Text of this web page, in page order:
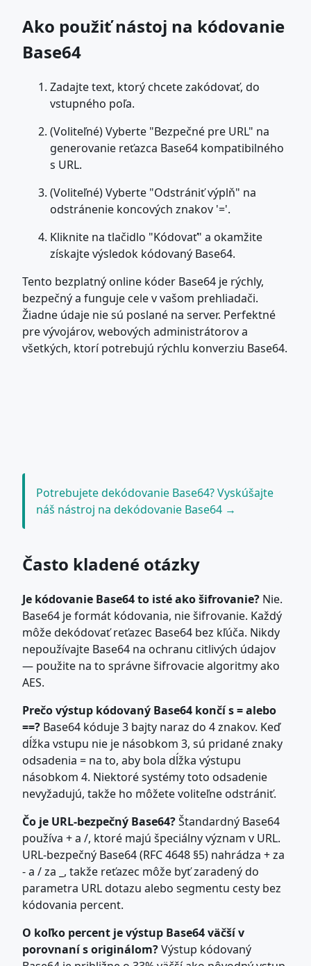
Ako použiť nástoj na kódovanie
Base64
Zadajte text, ktorý chcete zakódovať, do
vstupného poľa.
(Voliteľné) Vyberte "Bezpečné pre URL" na
generovanie reťazca Base64 kompatibilného
s URL.
(Voliteľné) Vyberte "Odstrániť výplň" na
odstránenie koncových znakov '='.
Kliknite na tlačidlo "Kódovať" a okamžite
získajte výsledok kódovaný Base64.
Tento bezplatný online kóder Base64 je rýchly,
bezpečný a funguje cele v vašom prehliadači.
Žiadne údaje nie sú poslané na server. Perfektné
pre vývojárov, webových administrátorov a
všetkých, ktorí potrebujú rýchlu konverziu Base64.
Potrebujete dekódovanie Base64? Vyskúšajte
náš nástroj na dekódovanie Base64 →
Často kladené otázky
Je kódovanie Base64 to isté ako šifrovanie? Nie.
Base64 je formát kódovania, nie šifrovanie. Každý
môže dekódovať reťazec Base64 bez kľúča. Nikdy
nepoužívajte Base64 na ochranu citlivých údajov
— použite na to správne šifrovacie algoritmy ako
AES.
Prečo výstup kódovaný Base64 končí s = alebo
==? Base64 kóduje 3 bajty naraz do 4 znakov. Keď
dĺžka vstupu nie je násobkom 3, sú pridané znaky
odsadenia = na to, aby bola dĺžka výstupu
násobkom 4. Niektoré systémy toto odsadenie
nevyžadujú, takže ho môžete voliteľne odstrániť.
Čo je URL-bezpečný Base64?Štandardný Base64
používa + a /, ktoré majú špeciálny význam v URL.
URL-bezpečný Base64 (RFC 4648 §5) nahrádza + za
- a / za _, takže reťazec môže byť zaradený do
parametra URL dotazu alebo segmentu cesty bez
kódovania percent.
O koľko percent je výstup Base64 väčší v
porovnaní s originálom?Výstup kódovaný